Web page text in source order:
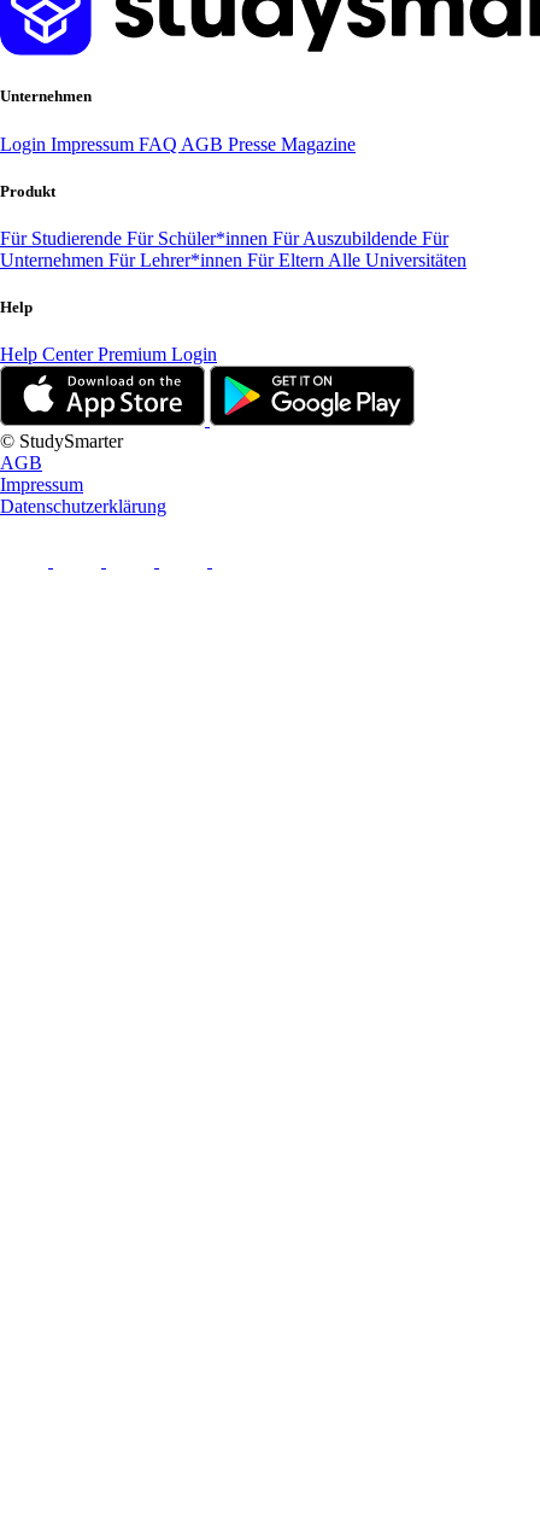
Unternehmen
Login Impressum FAQ AGB Presse Magazine
Produkt
Für Studierende Für Schüler*innen Für Auszubildende Für
Unternehmen Für Lehrer*innen Für Eltern Alle Universitäten
Help
Help CenterPremium Login
© StudySmarter
AGB
Impressum
Datenschutzerklärung